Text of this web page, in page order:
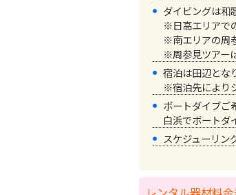
ダイビングは和
※日高エリアで
※南エリアの周
※周参見ツアー
宿泊は田辺とな
※宿泊先により
ボートダイブご
白浜でボートダ
スケジューリン